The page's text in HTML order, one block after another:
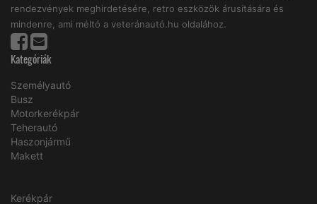
rendezvények meghirdetésére, retro eszközök árusítására és
mindenre, ami méltó a veteránautó.hu oldalához.
Kategóriák
Személyautó
Busz
Motorkerékpár
Teherautó
Haszonjármű
Makett
Kerékpár